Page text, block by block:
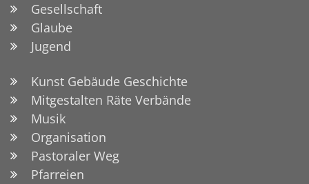
Gesellschaft
Glaube
Jugend
Kunst Gebäude Geschichte
Mitgestalten Räte Verbände
Musik
Organisation
Pastoraler Weg
Pfarreien